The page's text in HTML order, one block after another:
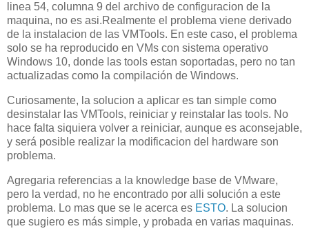
linea 54, columna 9 del archivo de configuracion de la
maquina, no es asi.Realmente el problema viene derivado
de la instalacion de las VMTools. En este caso, el problema
solo se ha reproducido en VMs con sistema operativo
Windows 10, donde las tools estan soportadas, pero no tan
actualizadas como la compilación de Windows.
Curiosamente, la solucion a aplicar es tan simple como
desinstalar las VMTools, reiniciar y reinstalar las tools. No
hace falta siquiera volver a reiniciar, aunque es aconsejable,
y será posible realizar la modificacion del hardware son
problema.
Agregaria referencias a la knowledge base de VMware,
pero la verdad, no he encontrado por alli solución a este
problema. Lo mas que se le acerca es ESTO. La solucion
que sugiero es más simple, y probada en varias maquinas.